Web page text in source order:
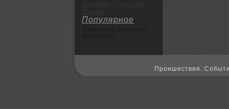
Популярное
Пpoишествия.